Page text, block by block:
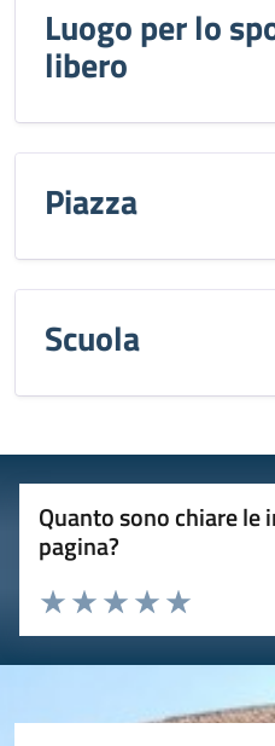
Luogo per lo
libero
Piazza
Scuola
Quanto sono chiare
pagina?
Valuta 5
Valuta 4 stelle
Valuta 3 stelle su 5
Valuta 2 stelle su 5
Valuta 1 stelle su 5